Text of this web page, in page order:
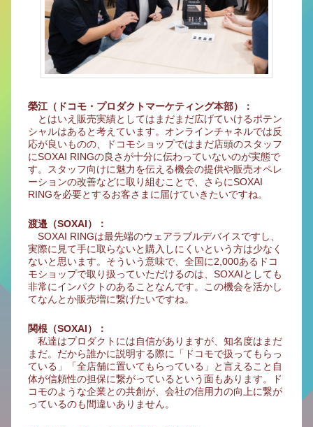
榮江（ドコモ・プロダクトマーケティング本部）：
とはいえ販売実績としてはまだまだ広げていけるポテン
シャルはあると考えています。オンラインチャネルでは反
応が良いものの、ドコモショップではまだ店頭のスタッフ
にSOXAI RINGの良さが十分に伝わっていないのが実態で
す。スタッフ向けに魅力を伝える機会の提供や販売オペレ
ーションの改善などに取り組むことで、さらにSOXAI
RINGを必要とするお客さまに届けていきたいですね。
渡邉（SOXAI）：
SOXAI RINGは最先端のウェアラブルデバイスですし、
実際に見て手に取らないと購入しにくいという方は少なく
ないと思います。そういう意味で、全国に2,000あるドコ
モショップで取り扱っていただけるのは、SOXAIとしても
非常にインパクトのあることなんです。この機会を活かし
てなんとか販売増に繋げたいですね。
関根（SOXAI）：
私達はプロダクトには自信がありますが、知名度はまだ
まだ。だから誰かに説明する際に「ドコモで扱ってもらっ
ている」「全店舗に置いてもらっている」と言えること自
体が信頼性の担保に繋がっているという面もあります。ド
コモのような企業との共創が、会社の信用力の向上に繋が
っているのも間違いありません。